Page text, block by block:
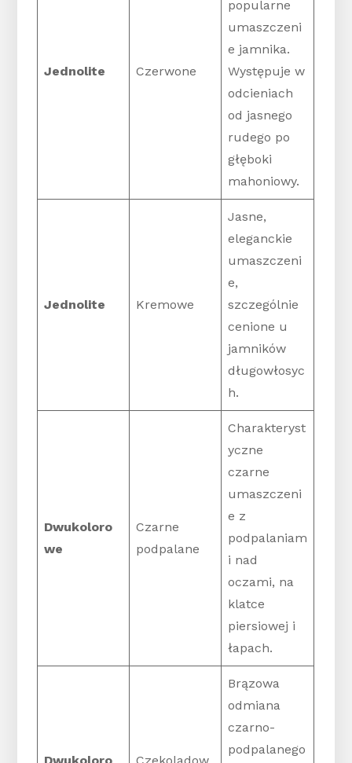
Jednolite Czerwone
popularne
umaszczeni
e jamnika.
Występuje w
odcieniach
od jasnego
rudego po
głęboki
mahoniowy.
Jednolite Kremowe
Jasne,
eleganckie
umaszczeni
e,
szczególnie
cenione u
jamników
długowłosyc
h.
Dwukoloro
we
Czarne
podpalane
Charakteryst
yczne
czarne
umaszczeni
e z
podpalaniam
i nad
oczami, na
klatce
piersiowej i
łapach.
Dwukoloro
Czekoladow
Brązowa
odmiana
czarno-
podpalanego